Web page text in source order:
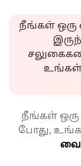
நீங்கள் ஒரு
நீங்கள் ஒரு
போது,